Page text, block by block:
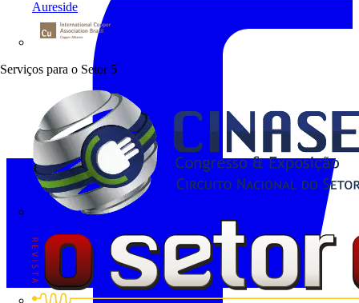
Aureside
Serviços para o Setor 5